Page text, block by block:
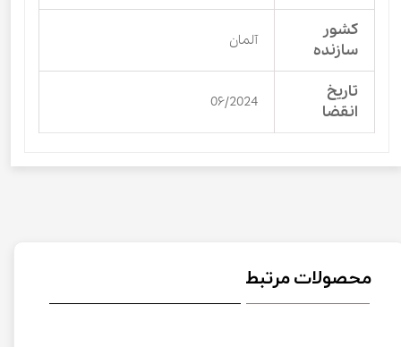
کشور
سازنده
آلمان
تاریخ
انقضا
0۶/2024
محصولات مرتبط